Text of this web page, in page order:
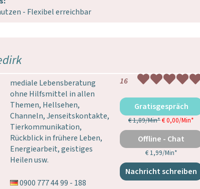
- Flexibel erreichbar
mediale Lebensberatung
ohne Hilfsmittel in allen
Themen, Hellsehen,
Channeln, Jenseitskontakte,
Tierkommunikation,
Rückblick in frühere Leben,
Energiearbeit, geistiges
Heilen usw.
16
Gratisgespräch
€ 1,89/Min*€ 0,00/Min*
Offline - Chat
€ 1,99/Min*
Nachricht schreiben
0900 777 44 99 - 188